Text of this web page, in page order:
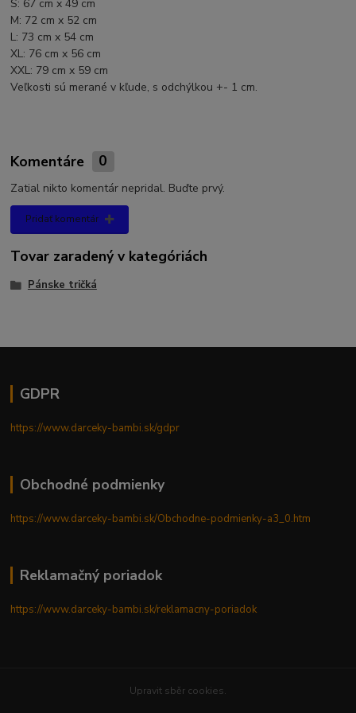
S: 67 cm x 49 cm
M: 72 cm x 52 cm
L: 73 cm x 54 cm
XL: 76 cm x 56 cm
XXL: 79 cm x 59 cm
Veľkosti sú merané v kľude, s odchýlkou +- 1 cm.
Komentáre 0
Zatial nikto komentár nepridal. Buďte prvý.
Pridať komentár
Tovar zaradený v kategóriách
Pánske tričká
GDPR
https://www.darceky-bambi.sk/gdpr
Obchodné podmienky
https://www.darceky-bambi.sk/Obchodne-podmienky-a3_0.htm
Reklamačný poriadok
https://www.darceky-bambi.sk/reklamacny-poriadok
Upravit sběr cookies.